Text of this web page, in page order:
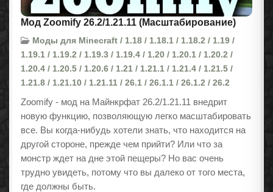
Мод Zoomify 26.2/1.21.11 (Масштабирование)
Моды для Minecraft / 1.18 / 1.18.1 / 1.18.2 / 1.19 /
1.19.1 / 1.19.2 / 1.19.3 / 1.19.4 / 1.20 / 1.20.1 / 1.20.2 /
1.20.4 / 1.20.5 / 1.20.6 / 1.21 / 1.21.1 / 1.21.4 / 1.21.5 /
1.21.8 / 1.21.10 / 1.21.11 / 26.1 / 26.1.1 / 26.1.2 / 26.2
Zoomify - мод на Майнкрфат 26.2/1.21.11 внедрит
новую функцию, позволяющую легко масштабировать
все. Вы когда-нибудь хотели знать, что находится на
другой стороне, прежде чем прийти? Или что за
монстр ждет на дне этой пещеры? Но вас очень
трудно увидеть, потому что вы далеко от того места,
где должны быть.